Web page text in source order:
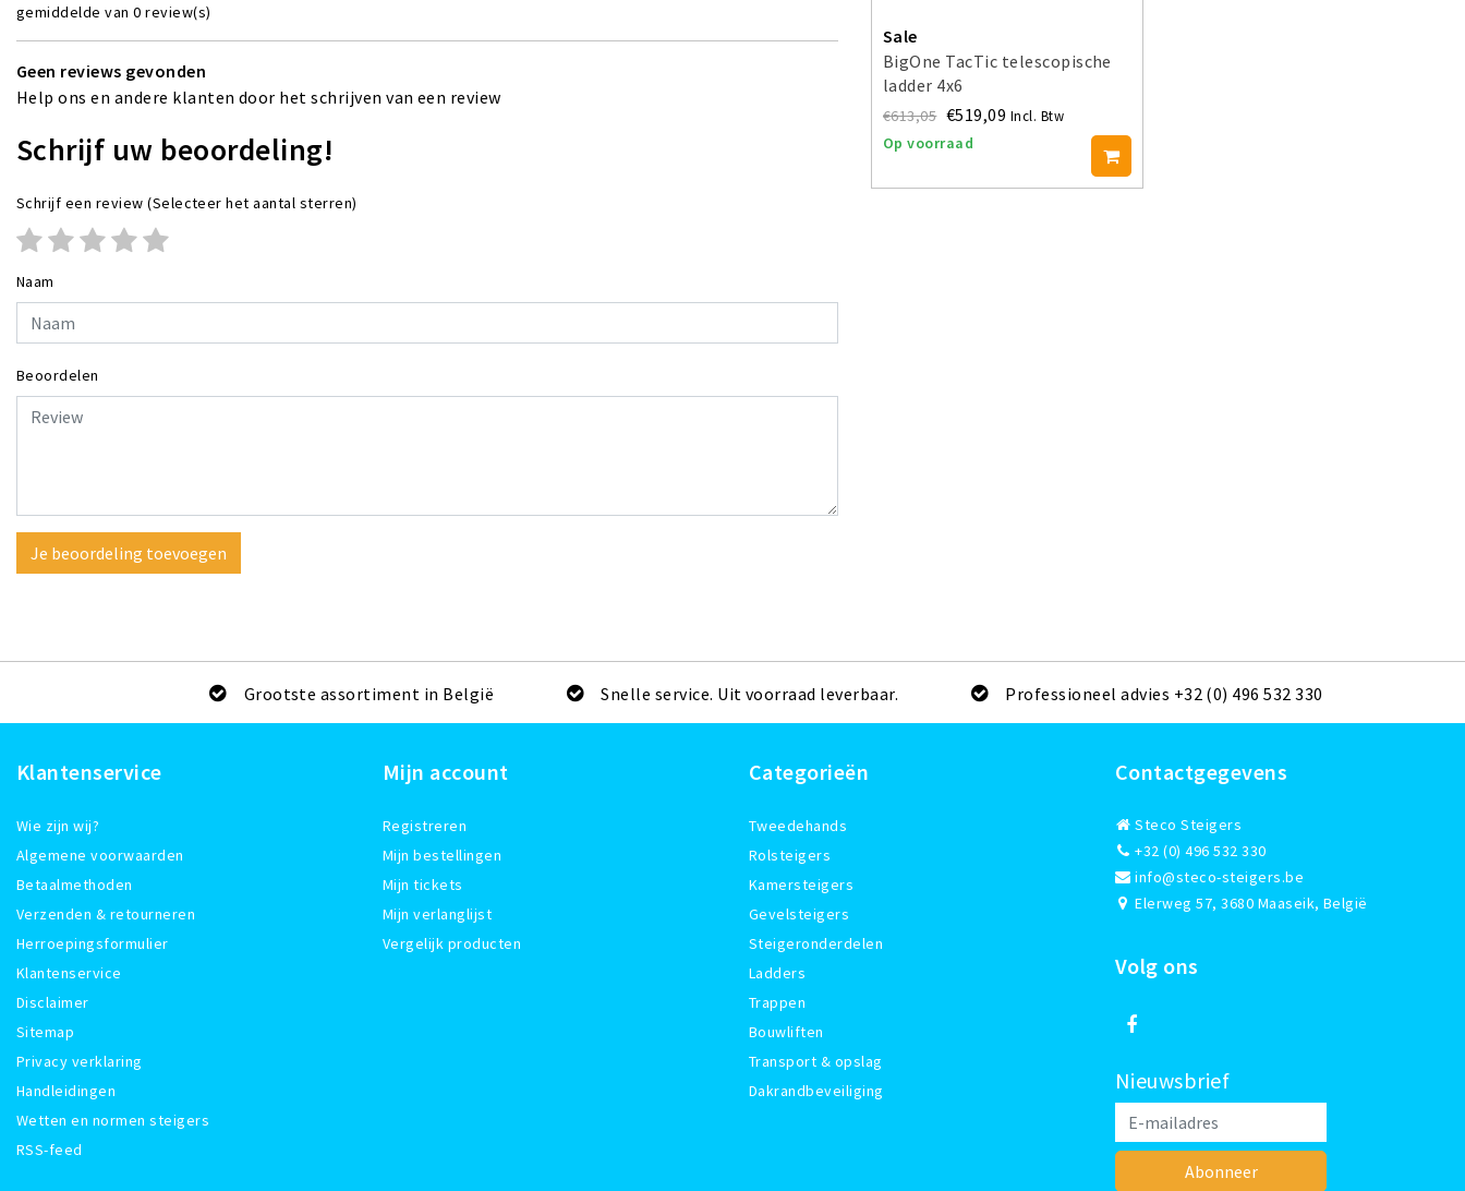
gemiddelde van 0 review(s)
Geen reviews gevonden
Help ons en andere klanten door het schrijven van een review
Schrijf uw beoordeling!
Schrijf een review (Selecteer het aantal sterren)
Naam
Beoordelen
Je beoordeling toevoegen
Sale
BigOne TacTic telescopische
ladder 4x6
€613,05 €519,09 Incl. Btw
Op voorraad
Grootste assortiment in België Snelle service. Uit voorraad leverbaar. Professioneel advies +32 (0) 496 532 330
Klantenservice
Wie zijn wij?
Algemene voorwaarden
Betaalmethoden
Verzenden & retourneren
Herroepingsformulier
Klantenservice
Disclaimer
Sitemap
Privacy verklaring
Handleidingen
Wetten en normen steigers
RSS-feed
Mijn account
Registreren
Mijn bestellingen
Mijn tickets
Mijn verlanglijst
Vergelijk producten
Categorieën
Tweedehands
Rolsteigers
Kamersteigers
Gevelsteigers
Steigeronderdelen
Ladders
Trappen
Bouwliften
Transport & opslag
Dakrandbeveiliging
Contactgegevens
Steco Steigers
+32 (0) 496 532 330
info@steco-steigers.be
Elerweg 57, 3680 Maaseik, België
Volg ons
Nieuwsbrief
Abonneer